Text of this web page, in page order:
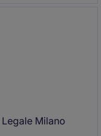
Milano